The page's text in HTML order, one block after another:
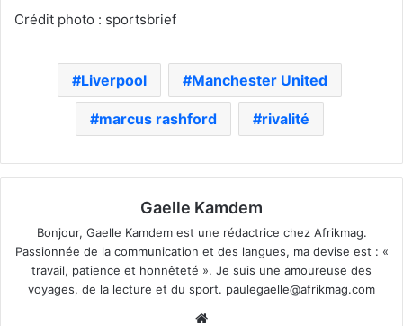
Crédit photo : sportsbrief
Liverpool Manchester United
marcus rashford rivalité
Gaelle Kamdem
Bonjour, Gaelle Kamdem est une rédactrice chez Afrikmag.
Passionnée de la communication et des langues, ma devise est : «
travail, patience et honnêteté ». Je suis une amoureuse des
voyages, de la lecture et du sport. paulegaelle@afrikmag.com